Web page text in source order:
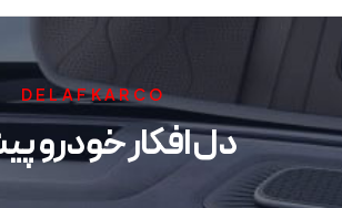
DELAFKARCO
دل افکار خودرو